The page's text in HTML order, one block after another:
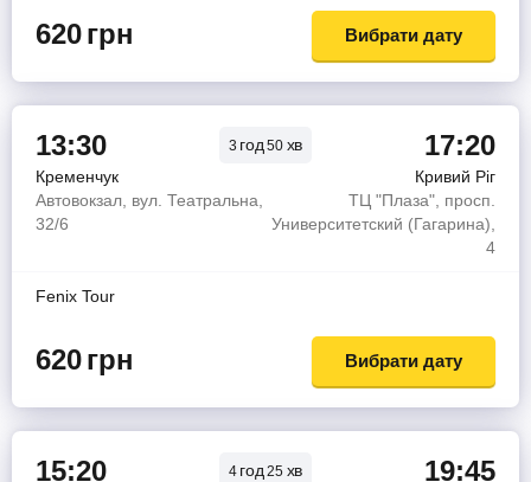
620грн Вибрати дату
13:30 3 год50 хв 17:20
Кременчук
Кривий Ріг
Автовокзал, вул. Театральна,
32/6
ТЦ "Плаза", просп.
Университетский (Гагарина),
4
Fenix Tour
620грн Вибрати дату
15:20 4 год25 хв 19:45